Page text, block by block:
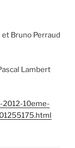
Bruno Perraud
Lambert
10eme-